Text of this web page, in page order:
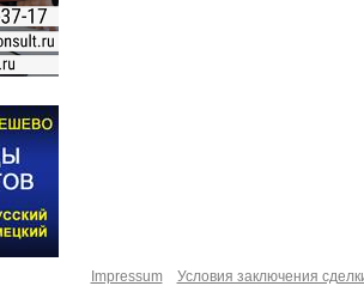
Impressum Условия заключения